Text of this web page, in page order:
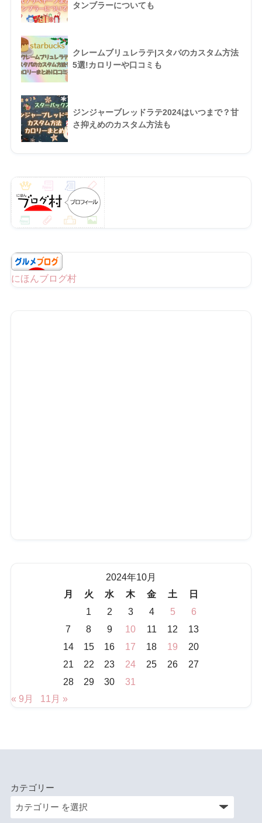
タンブラーについても
クレームブリュレラテ|スタバのカスタム方法
5選!カロリーや口コミも
ジンジャーブレッドラテ2024はいつまで？甘
さ抑えめのカスタム方法も
にほんブログ村
2024年10月
月
火 水 木 金 土
日
1
2 3 4 5
6
7
8 9 10 11 12
13
14
15 16 17 18 19
20
21
22 23 24 25 26
27
28
29 30
31
« 9月
11月 »
カテゴリー